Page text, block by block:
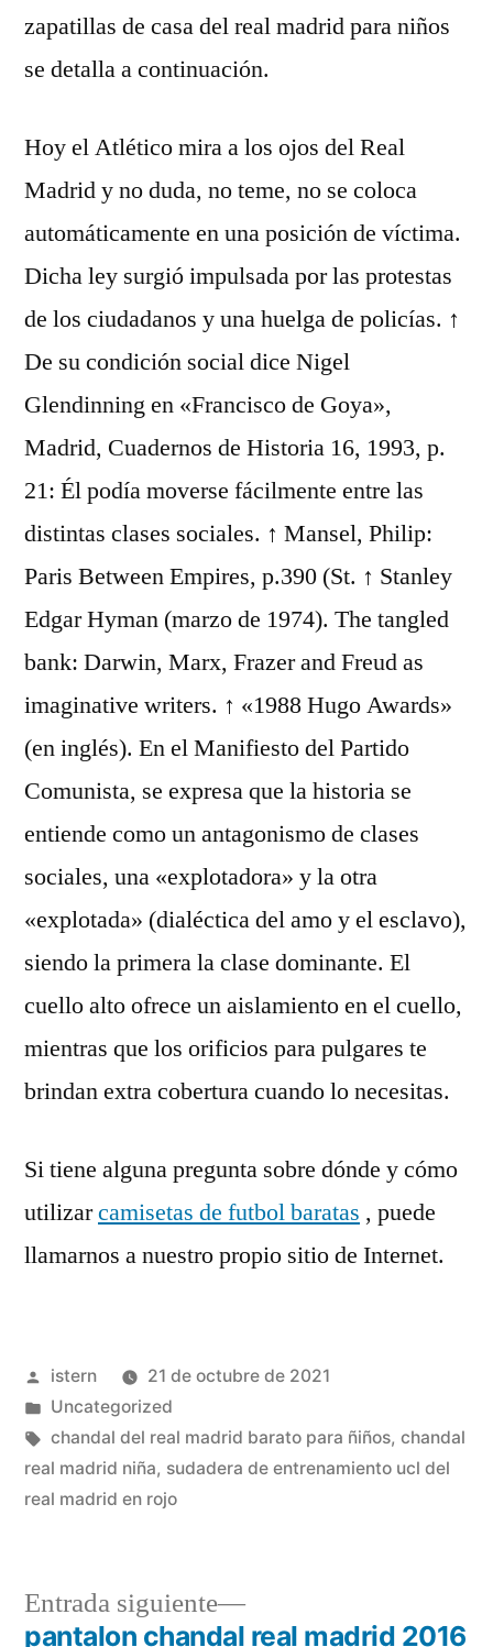
zapatillas de casa del real madrid para niños
se detalla a continuación.
Hoy el Atlético mira a los ojos del Real
Madrid y no duda, no teme, no se coloca
automáticamente en una posición de víctima.
Dicha ley surgió impulsada por las protestas
de los ciudadanos y una huelga de policías. ↑
De su condición social dice Nigel
Glendinning en «Francisco de Goya»,
Madrid, Cuadernos de Historia 16, 1993, p.
21: Él podía moverse fácilmente entre las
distintas clases sociales. ↑ Mansel, Philip:
Paris Between Empires, p.390 (St. ↑ Stanley
Edgar Hyman (marzo de 1974). The tangled
bank: Darwin, Marx, Frazer and Freud as
imaginative writers. ↑ «1988 Hugo Awards»
(en inglés). En el Manifiesto del Partido
Comunista, se expresa que la historia se
entiende como un antagonismo de clases
sociales, una «explotadora» y la otra
«explotada» (dialéctica del amo y el esclavo),
siendo la primera la clase dominante. El
cuello alto ofrece un aislamiento en el cuello,
mientras que los orificios para pulgares te
brindan extra cobertura cuando lo necesitas.
Si tiene alguna pregunta sobre dónde y cómo
utilizarcamisetas de futbol baratas , puede
llamarnos a nuestro propio sitio de Internet.
Publicado
por
istern
21 de octubre de 2021
Publicado
en
Uncategorized
Etiquetas:
chandal del real madrid barato para ñiños, chandal
real madrid niña, sudadera de entrenamiento ucl del
real madrid en rojo
Entrada siguiente
Entrada
siguiente:
pantalon chandal real madrid 2016